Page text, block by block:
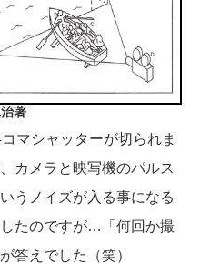
著
マシャッターが切られま
カメラと映写機のパルス
うノイズが入る事になる
たのですが…「何回か撮
答えでした（笑）